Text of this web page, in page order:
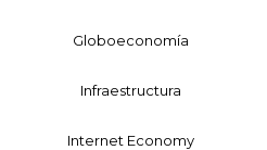
Globoeconomía
Infraestructura
Internet Economy